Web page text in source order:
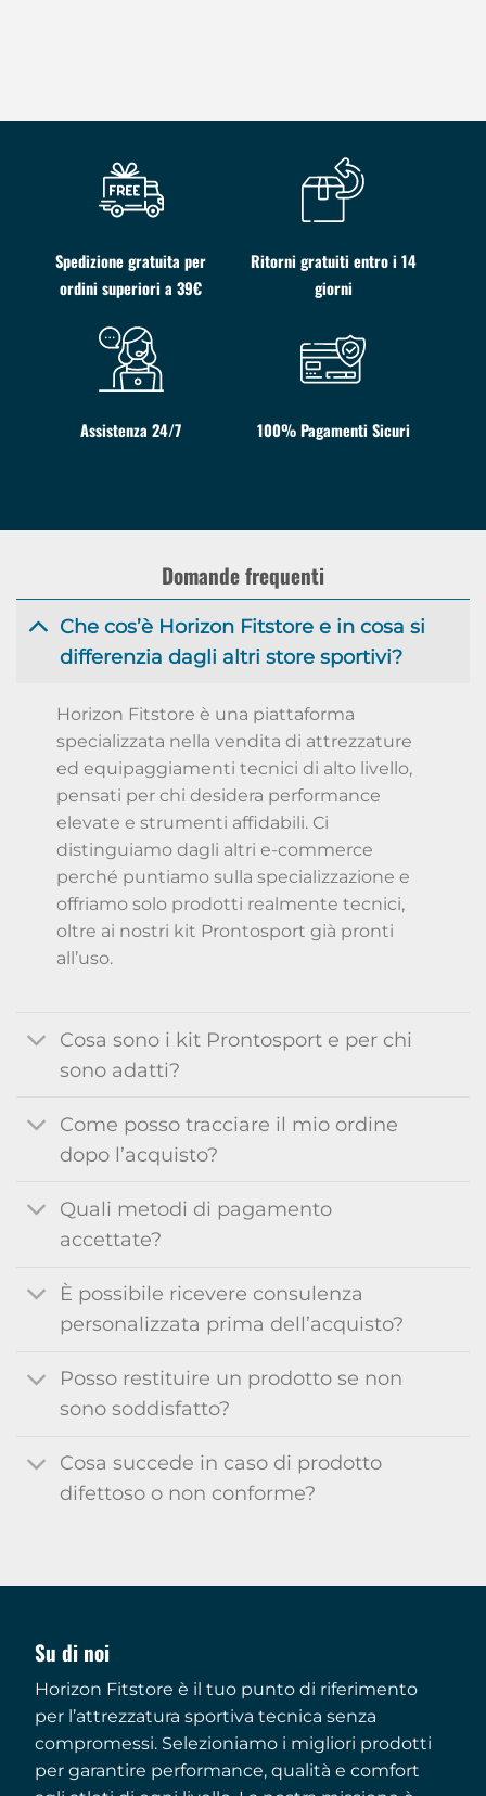
Spedizione gratuita per
ordini superiori a 39€
Ritorni gratuiti entro i 14
giorni
Assistenza 24/7 100% Pagamenti Sicuri
Domande frequenti
Che cos’è Horizon Fitstore e in cosa si
differenzia dagli altri store sportivi?
Horizon Fitstore è una piattaforma
specializzata nella vendita di attrezzature
ed equipaggiamenti tecnici di alto livello,
pensati per chi desidera performance
elevate e strumenti affidabili. Ci
distinguiamo dagli altri e-commerce
perché puntiamo sulla specializzazione e
offriamo solo prodotti realmente tecnici,
oltre ai nostri kit Prontosport già pronti
all’uso.
Cosa sono i kit Prontosport e per chi
sono adatti?
Come posso tracciare il mio ordine
dopo l’acquisto?
Quali metodi di pagamento
accettate?
È possibile ricevere consulenza
personalizzata prima dell’acquisto?
Posso restituire un prodotto se non
sono soddisfatto?
Cosa succede in caso di prodotto
difettoso o non conforme?
Su di noi
Horizon Fitstore è il tuo punto di riferimento
per l’attrezzatura sportiva tecnica senza
compromessi. Selezioniamo i migliori prodotti
per garantire performance, qualità e comfort